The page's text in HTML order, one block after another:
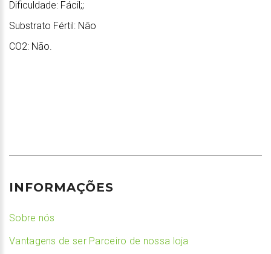
Dificuldade: Fácil;;
Substrato Fértil: Não
CO2: Não.
INFORMAÇÕES
Sobre nós
Vantagens de ser Parceiro de nossa loja